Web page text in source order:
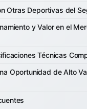
Otras Deportivas del
y Valor en el
Técnicas
Oportunidad de Alto